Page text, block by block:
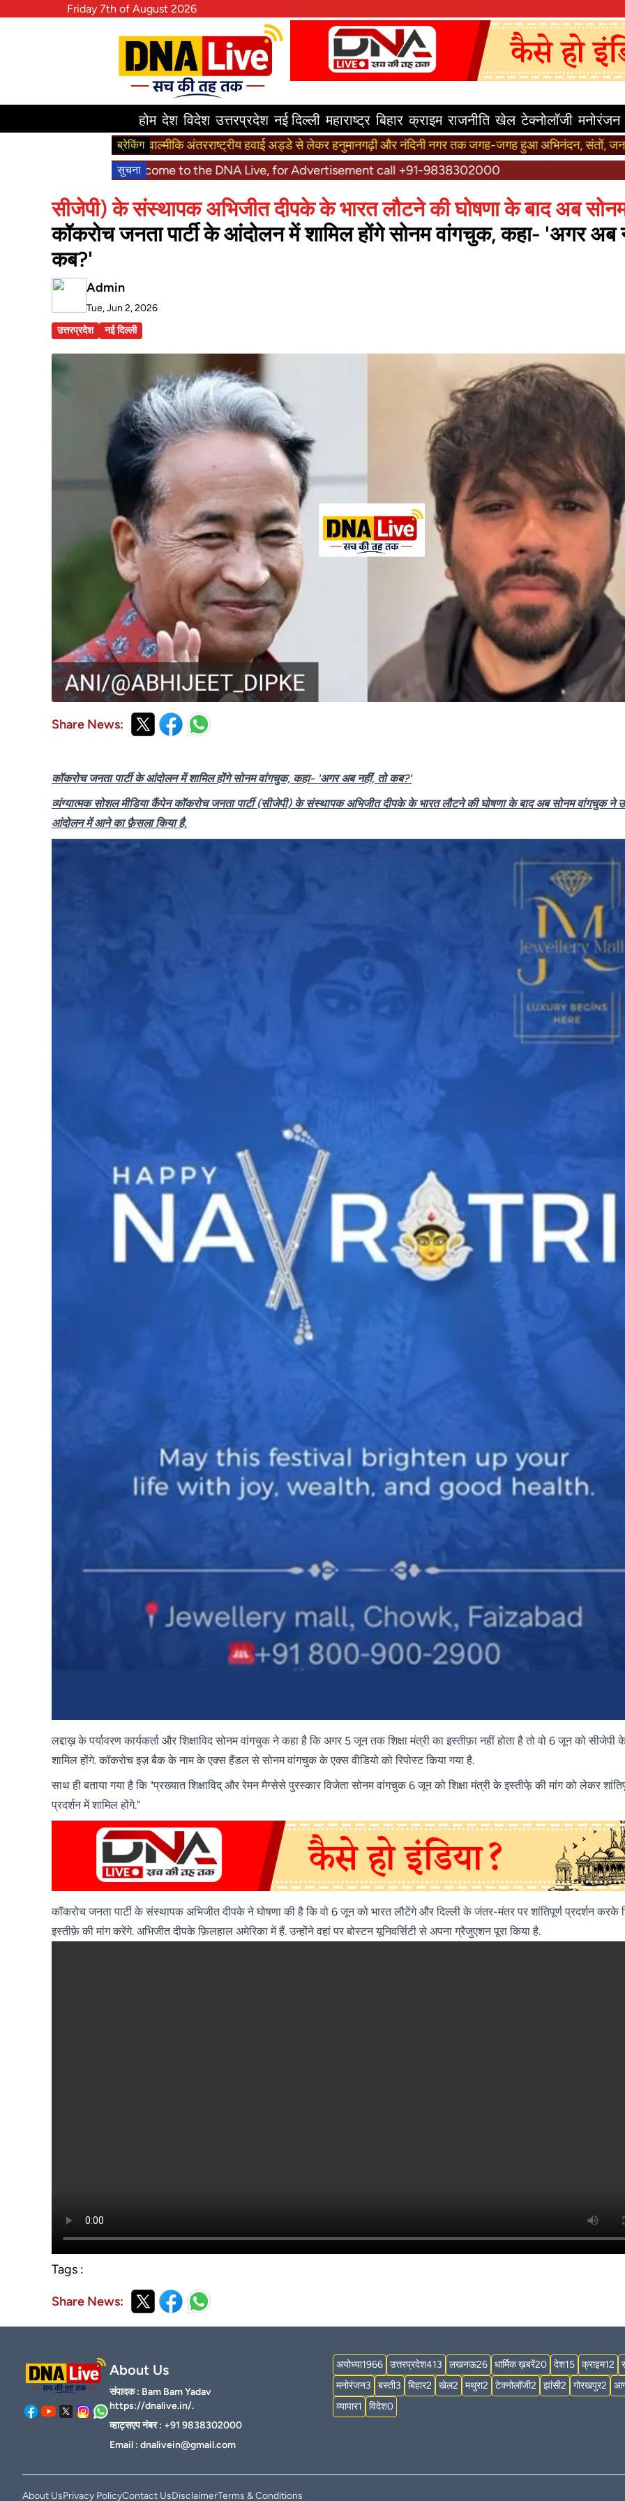
Friday 7th of August 2026
होम देश विदेश उत्तरप्रदेश नई दिल्ली महाराष्ट्र बिहार क्राइम राजनीति खेल टेक्नोलॉजी मनोरंजन
ब्रेकिंग
महर्षि वाल्मीकि अंतरराष्ट्रीय हवाई अड्डे से लेकर हनुमानगढ़ी और नंदिनी नगर तक जगह-जगह हुआ अभिनंदन, संतों, जनप्रतिनिधियों
सुचना
Welcome to the DNA Live, for Advertisement call +91-9838302000
सीजेपी) के संस्थापक अभिजीत दीपके के भारत लौटने की घोषणा के बाद अब
कॉकरोच जनता पार्टी के आंदोलन में शामिल होंगे सोनम वांगचुक, कहा- 'अगर अब
कब?'
Admin
Tue, Jun 2, 2026
उत्तरप्रदेश
नई दिल्ली
Share News:
कॉकरोच जनता पार्टी के आंदोलन में शामिल होंगे सोनम वांगचुक, कहा- 'अगर अब नहीं, तो कब?'
व्यंग्यात्मक सोशल मीडिया कैंपेन कॉकरोच जनता पार्टी (सीजेपी) के संस्थापक अभिजीत दीपके के भारत लौटने की घोषणा के बाद अब सोनम वांगचुक ने
आंदोलन में आने का फ़ैसला किया है.
लद्दाख़ के पर्यावरण कार्यकर्ता और शिक्षाविद सोनम वांगचुक ने कहा है कि अगर 5 जून तक शिक्षा मंत्री का इस्तीफ़ा नहीं होता है तो वो 6 जून को
शामिल होंगे. कॉकरोच इज़ बैक के नाम के एक्स हैंडल से सोनम वांगचुक के एक्स वीडियो को रिपोस्ट किया गया है.
साथ ही बताया गया है कि "प्रख्यात शिक्षाविद् और रेमन मैग्सेसे पुरस्कार विजेता सोनम वांगचुक 6 जून को शिक्षा मंत्री के इस्तीफे़ की मांग को लेकर
प्रदर्शन में शामिल होंगे."
कॉकरोच जनता पार्टी के संस्थापक अभिजीत दीपके ने घोषणा की है कि वो 6 जून को भारत लौटेंगे और दिल्ली के जंतर-मंतर पर शांतिपूर्ण प्रदर्शन करके
इस्तीफ़े की मांग करेंगे. अभिजीत दीपके फ़िलहाल अमेरिका में हैं. उन्होंने वहां पर बोस्टन यूनिवर्सिटी से अपना ग्रैजुएशन पूरा किया है.
Tags :
Share News:
About Us
संपादक : Bam Bam Yadav
https://dnalive.in/.
व्हाट्सएप नंबर : +91 9838302000
Email : dnalivein@gmail.com
अयोध्या1966 उत्तरप्रदेश413 लखनऊ26 धार्मिक ख़बरें20 देश15 क्राइम12
मनोरंजन3 बस्ती3 बिहार2 खेल2 मथुरा2 टेक्नोलॉजी2 झांसी2 गोरखपुर2
व्यापार1 विदेश0
About UsPrivacy PolicyContact UsDisclaimerTerms & Conditions